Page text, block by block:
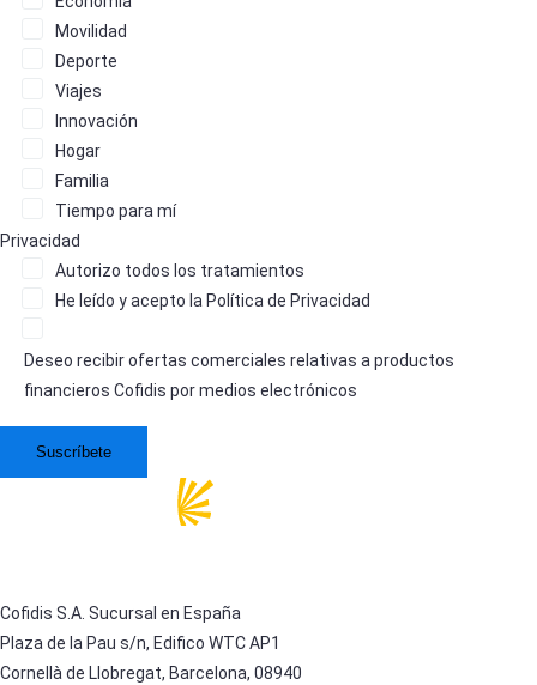
Movilidad
Deporte
Viajes
Innovación
Hogar
Familia
Tiempo para mí
Privacidad
Autorizo todos los tratamientos
He leído y acepto la Política de Privacidad
Deseo recibir ofertas comerciales relativas a productos
financieros Cofidis por medios electrónicos
Cofidis S.A. Sucursal en España
Plaza de la Pau s/n, Edifico WTC AP1
Cornellà de Llobregat, Barcelona, 08940